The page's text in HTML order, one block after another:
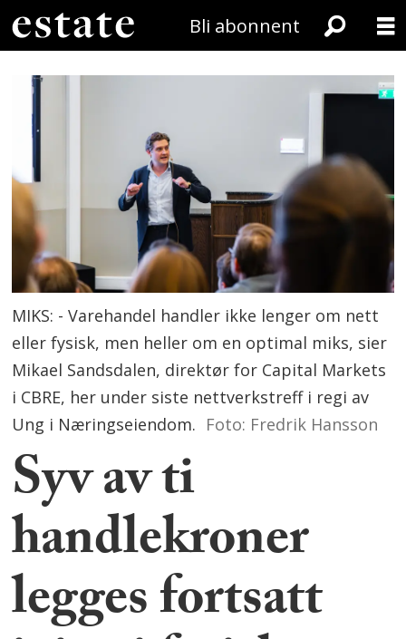
Bli abonnent
MIKS: - Varehandel handler ikke lenger om nett
eller fysisk, men heller om en optimal miks, sier
Mikael Sandsdalen, direktør for Capital Markets
i CBRE, her under siste nettverkstreff i regi av
Ung i Næringseiendom. Foto: Fredrik Hansson
Syv av ti
handlekroner
legges fortsatt